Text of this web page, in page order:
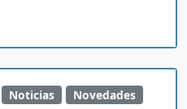
Noticias Novedades